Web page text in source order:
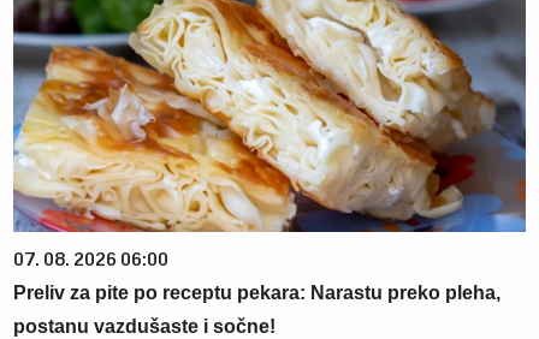
07. 08. 2026 06:00
Preliv za pite po receptu pekara: Narastu preko pleha,
postanu vazdušaste i sočne!